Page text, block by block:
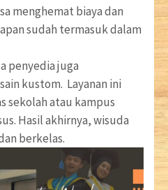
menghemat biaya dan
sudah termasuk dalam
penyedia juga
kustom. Layanan ini
sekolah atau kampus
Hasil akhirnya, wisuda
berkelas.